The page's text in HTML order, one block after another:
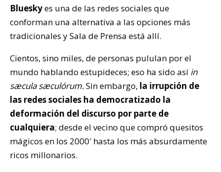
Blueskyes una de las redes sociales que
conforman una alternativa a las opciones más
tradicionales y Sala de Prensa está allí.
Cientos, sino miles, de personas pululan por el
mundo hablando estupideces; eso ha sido así in
sæcula sæculórum.Sin embargo, la irrupción de
las redes sociales ha democratizado la
deformación del discurso por parte de
cualquiera; desde el vecino que compró quesitos
mágicos en los 2000′ hasta los más absurdamente
ricos millonarios.